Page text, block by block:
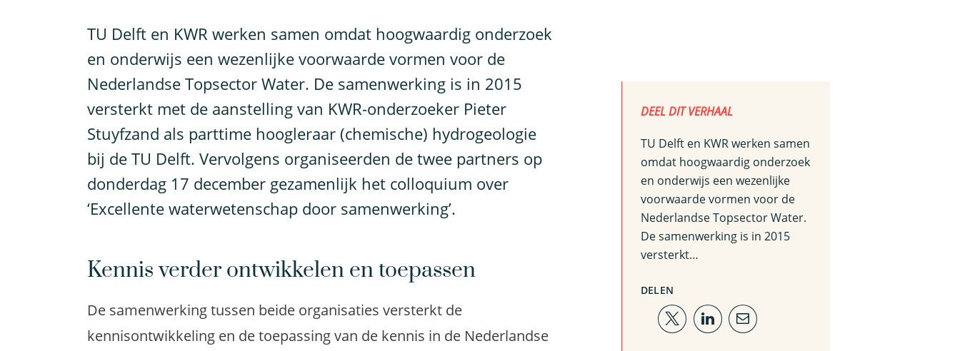
TU Delft en KWR werken samen omdat hoogwaardig onderzoek
en onderwijs een wezenlijke voorwaarde vormen voor de
Nederlandse Topsector Water. De samenwerking is in 2015
versterkt met de aanstelling van KWR-onderzoeker Pieter
Stuyfzand als parttime hoogleraar (chemische) hydrogeologie
bij de TU Delft. Vervolgens organiseerden de twee partners op
donderdag 17 december gezamenlijk het colloquium over
‘Excellente waterwetenschap door samenwerking’.
Kennis verder ontwikkelen en toepassen
De samenwerking tussen beide organisaties versterkt de
kennisontwikkeling en de toepassing van de kennis in de Nederlandse
DEEL DIT VERHAAL
TU Delft en KWR werken samen
omdat hoogwaardig onderzoek
en onderwijs een wezenlijke
voorwaarde vormen voor de
Nederlandse Topsector Water.
De samenwerking is in 2015
versterkt…
DELEN